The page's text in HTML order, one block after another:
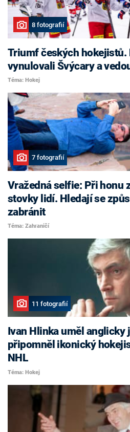
8 fotografií
Triumf českých hokejistů.
vynulovali Švýcary a
Téma: Hokej
7 fotografií
Vražedná selfie: Při honu
stovky lidí. Hledají se
zabránit
Téma: Zahraničí
11 fotografií
Ivan Hlinka uměl anglicky
připomněl ikonický
NHL
Téma: Hokej